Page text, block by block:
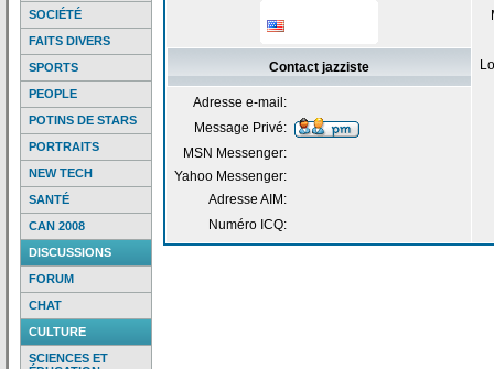
SOCIÉTÉ
FAITS DIVERS
SPORTS
PEOPLE
POTINS DE STARS
PORTRAITS
NEW TECH
SANTÉ
CAN 2008
DISCUSSIONS
FORUM
CHAT
CULTURE
SCIENCES ET
Contact jazziste
Adresse e-mail:
Message Privé:
MSN Messenger:
Yahoo Messenger:
Adresse AIM:
Numéro ICQ: